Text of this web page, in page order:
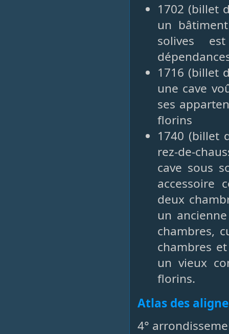
1702 (billet
un
solives
1716 (billet
une cave
ses
florins
1740 (billet
rez-de-
cave sous
accessoire
deux
un
chambres,
chambres
un vieux
florins.
Atlas des
4°